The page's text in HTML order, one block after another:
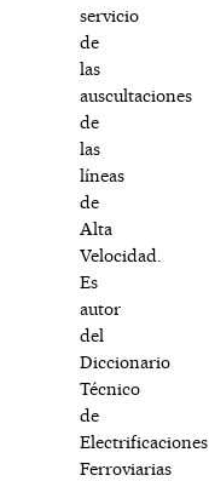
servicio
de
las
auscultaciones
de
las
líneas
de
Alta
Velocidad.
Es
autor
del
Diccionario
Técnico
de
Electrificaciones
Ferroviarias